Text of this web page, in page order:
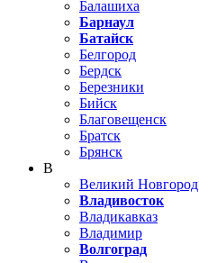
Балашиха
Барнаул
Батайск
Белгород
Бердск
Березники
Бийск
Благовещенск
Братск
Брянск
В
Великий Новгород
Владивосток
Владикавказ
Владимир
Волгоград